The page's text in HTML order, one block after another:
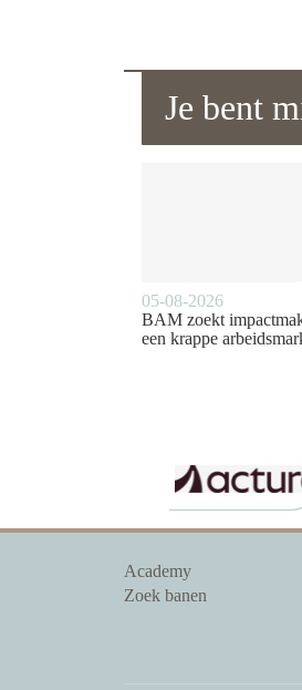
Je bent
05-08-2026
BAM zoekt
een krappe
Academy
Zoek banen